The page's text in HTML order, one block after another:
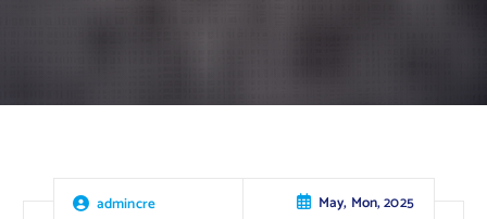
admincre May, Mon, 2025